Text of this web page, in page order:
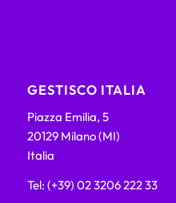
GESTISCO ITALIA
Piazza Emilia, 5
20129 Milano (MI)
Italia
Tel: (+39) 02 3206 222 33